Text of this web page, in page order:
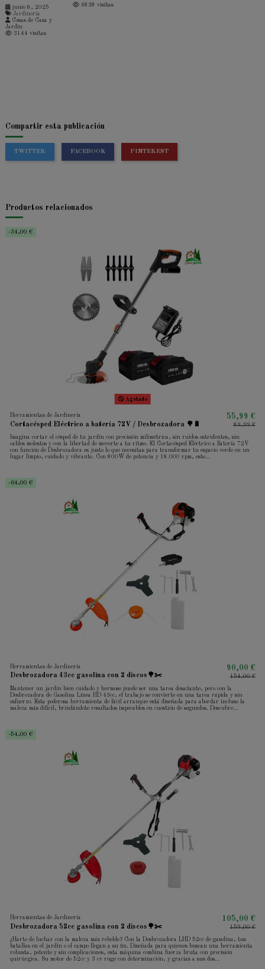
junio 8, 2025
Jardinería
Cosas de Casa y
Jardín
3144 visitas
6838 visitas
Compartir esta publicación
TWITTER FACEBOOK PINTEREST
Productos relacionados
-34,00 €
Agotado
Herramientas de Jardinería
Cortacésped Eléctrico a batería 72V / Desbrozadora 🌳🔋
55,99 €
89,99 €
Imagina cortar el césped de tu jardín con precisión milimétrica, sin ruidos estridentes, sin
cables molestos y con la libertad de moverte a tu ritmo. El Cortacésped Eléctrico a Batería 72V
con función de Desbrozadora es justo lo que necesitas para transformar tu espacio verde en un
lugar limpio, cuidado y vibrante. Con 800W de potencia y 18.000 rpm, este...
-64,00 €
Herramientas de Jardinería
Desbrozadora 43cc gasolina con 2 discos🌳✂️
90,00 €
154,00 €
Mantener un jardín bien cuidado y hermoso puede ser una tarea desafiante, pero con la
Desbrozadora de Gasolina Línea HD 43cc, el trabajo se convierte en una tarea rápida y sin
esfuerzo. Esta poderosa herramienta de fácil arranque está diseñada para abordar incluso la
maleza más difícil, brindándote resultados impecables en cuestión de segundos. Descubre...
-54,00 €
Herramientas de Jardinería
Desbrozadora 52cc gasolina con 2 discos🌳✂️
105,00 €
159,00 €
¿Harto de luchar con la maleza más rebelde? Con la Desbrozadora LHD 52cc de gasolina, tus
batallas en el jardín o el campo llegan a su fin. Diseñada para quienes buscan una herramienta
robusta, potente y sin complicaciones, esta máquina combina fuerza bruta con precisión
quirúrgica. Su motor de 52cc y 3 cv ruge con determinación, y gracias a sus dos...